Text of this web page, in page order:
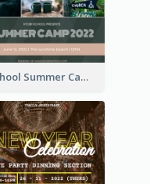
School Summer Camp Invitation